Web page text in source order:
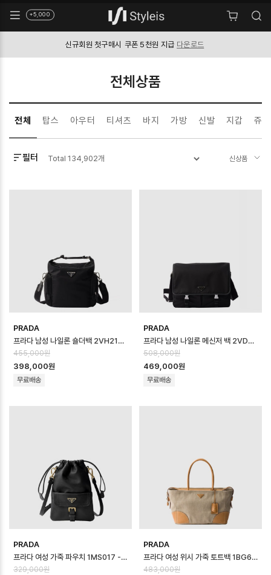
+5,000
신규회원 첫구매시 쿠폰 5천원 지급 다운로드
전체상품
전체 탑스 아우터 티셔츠 바지 가방 신발 지갑 쥬
필터 Total 134,902개
PRADA
프라다 남성 나일론 숄더백 2VH212 - Prada Mens Re-Nylon Should…
455,000원
398,000원
무료배송
PRADA
프라다 남성 나일론 메신저 백 2VD086 - Prada Mens Re-Nylon Mess…
508,000원
469,000원
무료배송
PRADA
프라다 여성 가죽 파우치 1MS017 - Prada Womens Leather Pouch …
329,000원
PRADA
프라다 여성 위시 가죽 토트백 1BG659 - Prada Womens Leather Tot…
483,000원